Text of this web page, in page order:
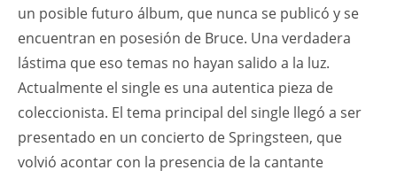
un posible futuro álbum, que nunca se publicó y se
encuentran en posesión de Bruce. Una verdadera
lástima que eso temas no hayan salido a la luz.
Actualmente el single es una autentica pieza de
coleccionista. El tema principal del single llegó a ser
presentado en un concierto de Springsteen, que
volvió acontar con la presencia de la cantante